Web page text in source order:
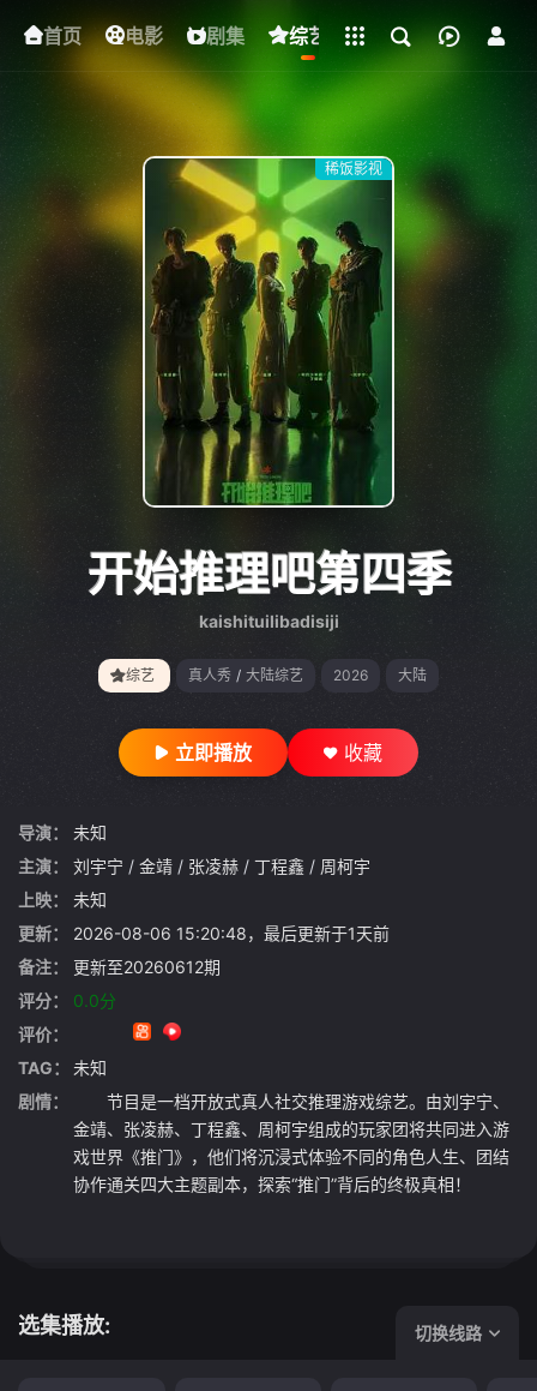
首页 电影 剧集 综艺 动漫 短剧
下载客户端
gt 0"}
稀饭影视
开始推理吧第四季
kaishituilibadisiji
综艺 真人秀 / 大陆综艺 2026 大陆
立即播放 收藏
导演：
未知
主演：
刘宇宁 / 金靖 / 张凌赫 / 丁程鑫 / 周柯宇
上映：
未知
更新：
2026-08-06 15:20:48，最后更新于1天前
备注：
更新至20260612期
评分：
0.0分
评价：
TAG：
未知
剧情：
节目是一档开放式真人社交推理游戏综艺。由刘宇宁、
金靖、张凌赫、丁程鑫、周柯宇组成的玩家团将共同进入游
戏世界《推门》，他们将沉浸式体验不同的角色人生、团结
协作通关四大主题副本，探索“推门”背后的终极真相！
选集播放: 切换线路